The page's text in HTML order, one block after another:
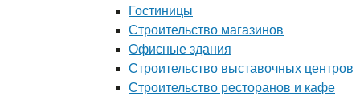
Гостиницы
Строительство магазинов
Офисные здания
Строительство выставочных центров
Строительство ресторанов и кафе